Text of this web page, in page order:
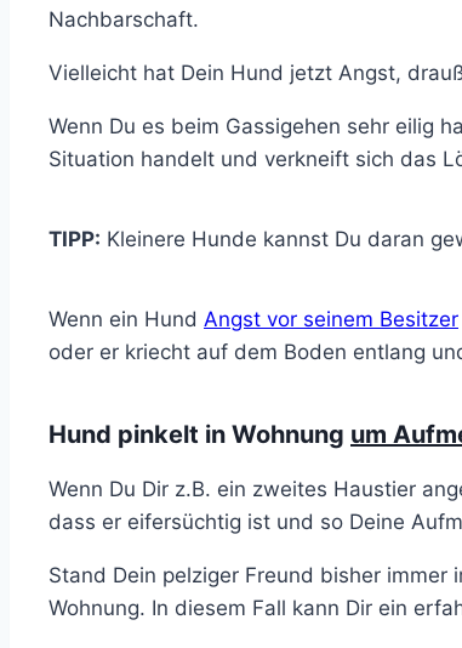
Nachbarschaft.
Vielleicht hat Dein Hund jetzt Angst,
Wenn Du es beim Gassigehen sehr eilig
Situation handelt und verkneift sich das
TIPP: Kleinere Hunde kannst Du daran
Wenn ein Hund Angst vor seinem Besitzer
oder er kriecht auf dem Boden entlang
Hund pinkelt in Wohnung um
Wenn Du Dir z.B. ein zweites Haustier
dass er eifersüchtig ist und so Deine
Stand Dein pelziger Freund bisher
Wohnung. In diesem Fall kann Dir ein